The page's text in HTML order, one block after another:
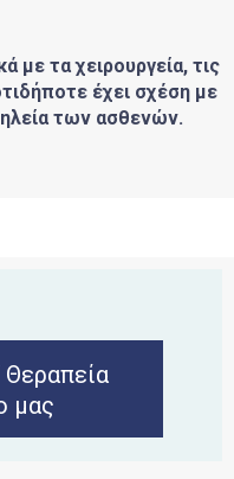
με τα χειρουργεία, τις
έχει σχέση με
των ασθενών.
μας